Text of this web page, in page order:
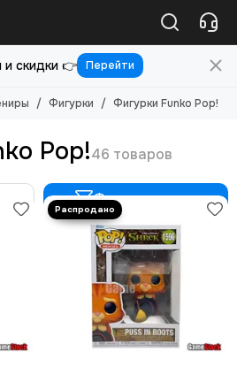
и скидки 👉 Перейти
Фигурки Фигурки Funko Pop!
Pop!
Фильтр товаров